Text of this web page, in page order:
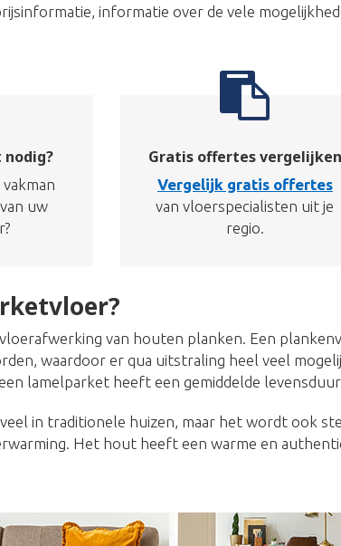
informatie over de vele
uw
Gratis offertes vergelijken
Vergelijk gratis offertes
van vloerspecialisten uit je
regio.
van houten planken. Een
waardoor er qua uitstraling heel veel
lamelparket heeft een gemiddelde
in traditionele huizen, maar het wordt ook
Het hout heeft een warme en